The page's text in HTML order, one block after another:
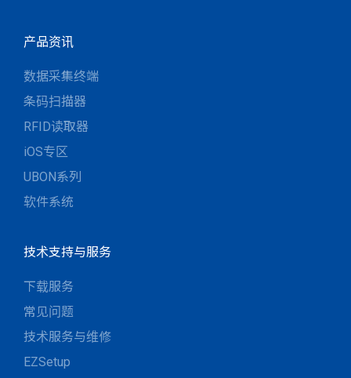
产品资讯
数据采集终端
条码扫描器
RFID读取器
iOS专区
UBON系列
软件系统
技术支持与服务
下载服务
常见问题
技术服务与维修
EZSetup